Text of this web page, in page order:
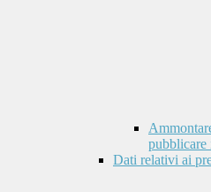
pubblicare
Dati relativi ai